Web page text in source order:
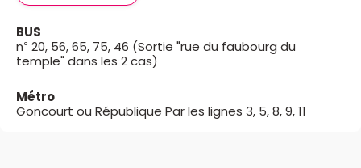
BUS
n° 20, 56, 65, 75, 46 (Sortie "rue du faubourg du
temple" dans les 2 cas)
Métro
Goncourt ou République Par les lignes 3, 5, 8, 9, 11